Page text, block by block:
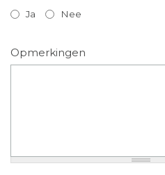
Ja Nee
Opmerkingen